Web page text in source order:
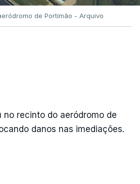
de Portimão - Arquivo
no recinto do aeródromo de
danos nas imediações.